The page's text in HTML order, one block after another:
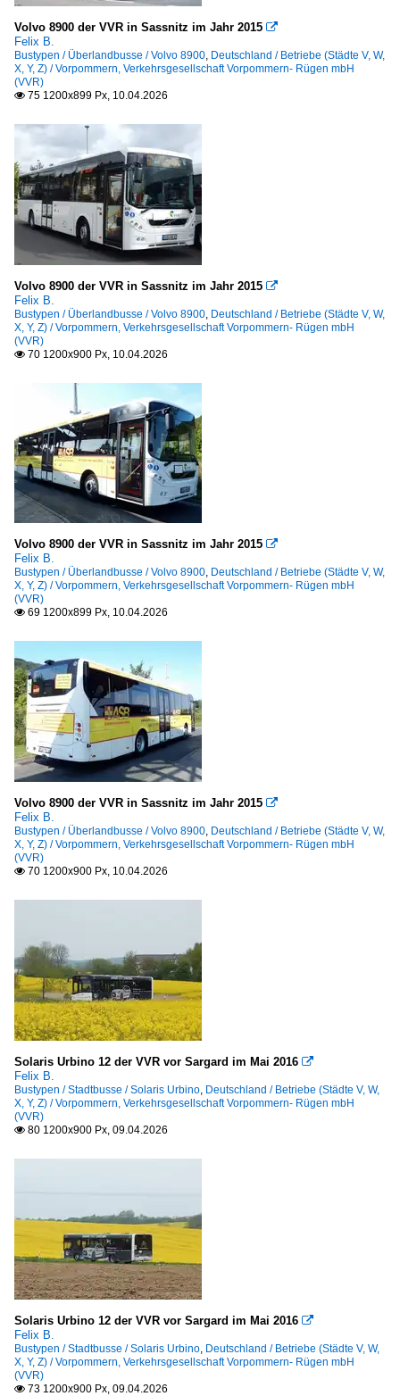
Volvo 8900 der VVR in Sassnitz im Jahr 2015 
Felix B.
Bustypen / Überlandbusse / Volvo 8900, Deutschland / Betriebe (Städte V, W,
X, Y, Z) / Vorpommern, Verkehrsgesellschaft Vorpommern- Rügen mbH
(VVR)
 75 1200x899 Px, 10.04.2026
Volvo 8900 der VVR in Sassnitz im Jahr 2015 
Felix B.
Bustypen / Überlandbusse / Volvo 8900, Deutschland / Betriebe (Städte V, W,
X, Y, Z) / Vorpommern, Verkehrsgesellschaft Vorpommern- Rügen mbH
(VVR)
 70 1200x900 Px, 10.04.2026
Volvo 8900 der VVR in Sassnitz im Jahr 2015 
Felix B.
Bustypen / Überlandbusse / Volvo 8900, Deutschland / Betriebe (Städte V, W,
X, Y, Z) / Vorpommern, Verkehrsgesellschaft Vorpommern- Rügen mbH
(VVR)
 69 1200x899 Px, 10.04.2026
Volvo 8900 der VVR in Sassnitz im Jahr 2015 
Felix B.
Bustypen / Überlandbusse / Volvo 8900, Deutschland / Betriebe (Städte V, W,
X, Y, Z) / Vorpommern, Verkehrsgesellschaft Vorpommern- Rügen mbH
(VVR)
 70 1200x900 Px, 10.04.2026
Solaris Urbino 12 der VVR vor Sargard im Mai 2016 
Felix B.
Bustypen / Stadtbusse / Solaris Urbino, Deutschland / Betriebe (Städte V, W,
X, Y, Z) / Vorpommern, Verkehrsgesellschaft Vorpommern- Rügen mbH
(VVR)
 80 1200x900 Px, 09.04.2026
Solaris Urbino 12 der VVR vor Sargard im Mai 2016 
Felix B.
Bustypen / Stadtbusse / Solaris Urbino, Deutschland / Betriebe (Städte V, W,
X, Y, Z) / Vorpommern, Verkehrsgesellschaft Vorpommern- Rügen mbH
(VVR)
 73 1200x900 Px, 09.04.2026